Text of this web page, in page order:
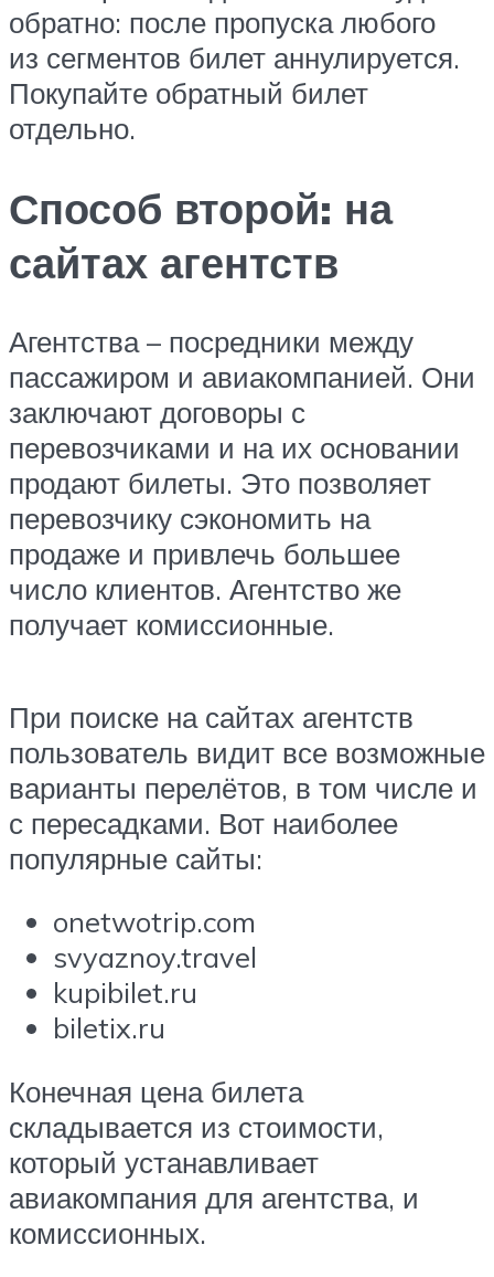
обратно: после пропуска любого
из сегментов билет аннулируется.
Покупайте обратный билет
отдельно.
Способ второй: на
сайтах агентств
Агентства – посредники между
пассажиром и авиакомпанией. Они
заключают договоры с
перевозчиками и на их основании
продают билеты. Это позволяет
перевозчику сэкономить на
продаже и привлечь большее
число клиентов. Агентство же
получает комиссионные.
При поиске на сайтах агентств
пользователь видит все возможные
варианты перелётов, в том числе и
с пересадками. Вот наиболее
популярные сайты:
onetwotrip.com
svyaznoy.travel
kupibilet.ru
biletix.ru
Конечная цена билета
складывается из стоимости,
который устанавливает
авиакомпания для агентства, и
комиссионных.